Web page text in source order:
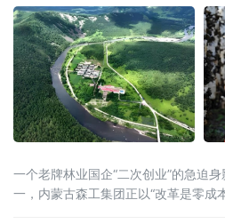
一个老牌林业国企“二次创业”的急迫
一，内蒙古森工集团正以“改革是零成